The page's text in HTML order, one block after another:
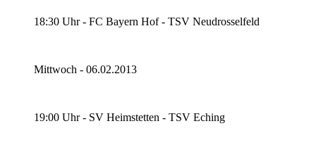
18:30 Uhr - FC Bayern Hof - TSV Neudrosselfeld
Mittwoch - 06.02.2013
19:00 Uhr - SV Heimstetten - TSV Eching